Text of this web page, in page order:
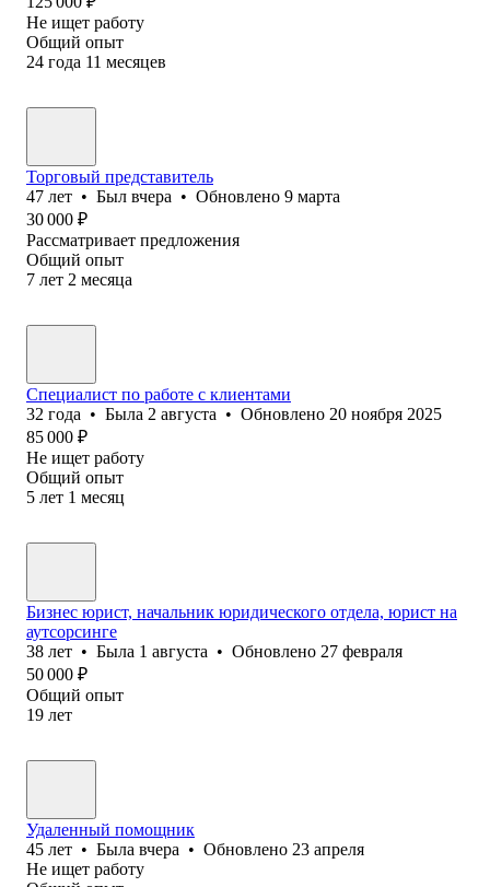
Не ищет работу
Общий опыт
24 года 11 месяцев
Торговый представитель
47 лет • Был вчера • Обновлено 9 марта
30 000 ₽
Рассматривает предложения
Общий опыт
7 лет 2 месяца
Специалист по работе с клиентами
32 года • Была 2 августа • Обновлено 20 ноября 2025
85 000 ₽
Не ищет работу
Общий опыт
5 лет 1 месяц
Бизнес юрист, начальник юридического отдела, юрист на
аутсорсинге
38 лет • Была 1 августа • Обновлено 27 февраля
50 000 ₽
Общий опыт
19 лет
Удаленный помощник
45 лет • Была вчера • Обновлено 23 апреля
Не ищет работу